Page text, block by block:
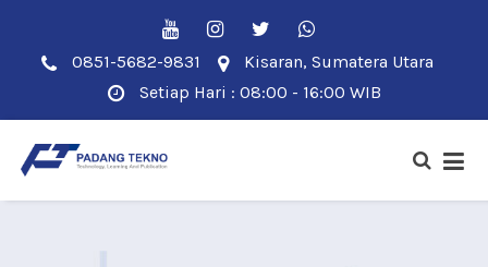
0851-5682-9831
Kisaran, Sumatera Utara
Setiap Hari : 08:00 - 16:00 WIB